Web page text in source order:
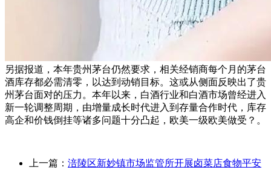
另据报道，本年贵州茅台仍然要求，相关经销商每个月的茅台
酒库存都必需清零，以达到动销目标。这或从侧面反映出了贵
州茅台面对的压力。本年以来，白酒行业和白酒市场曾经进入
新一轮调整周期，由增量成长时代进入到存量合作时代，库存
高企和价钱倒挂等诸多问题十分凸起，欧美一级欧美做受？。
上一篇： 涪陵区新妙镇市场监管所开展卤菜店食物平安